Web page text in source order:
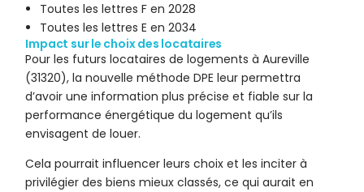
Toutes les lettres F en 2028
Toutes les lettres E en 2034
Impact sur le choix des locataires
Pour les futurs locataires de logements à Aureville
(31320), la nouvelle méthode DPE leur permettra
d’avoir une information plus précise et fiable sur la
performance énergétique du logement qu’ils
envisagent de louer.
Cela pourrait influencer leurs choix et les inciter à
privilégier des biens mieux classés, ce qui aurait en